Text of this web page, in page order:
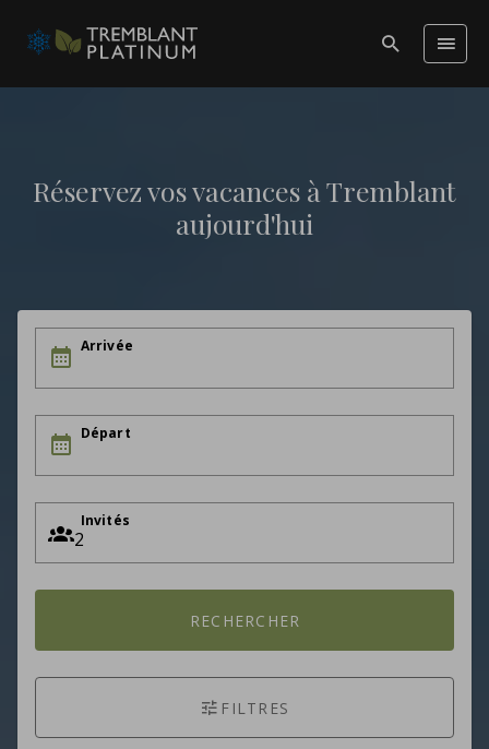
Réservez vos vacances à Tremblant
aujourd'hui
Arrivée
Départ
Invités
RECHERCHER
FILTRES